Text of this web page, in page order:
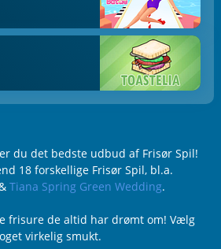
du det bedste udbud af Frisør Spil!
18 forskellige Frisør Spil, bl.a.
Tiana Spring Green Wedding.
frisure de altid har drømt om! Vælg
virkelig smukt.